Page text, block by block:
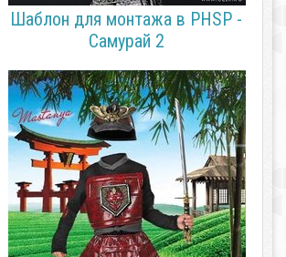
Шаблон для монтажа в PHSP -
Самурай 2